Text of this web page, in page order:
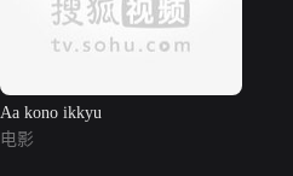
Aa kono ikkyu
电影